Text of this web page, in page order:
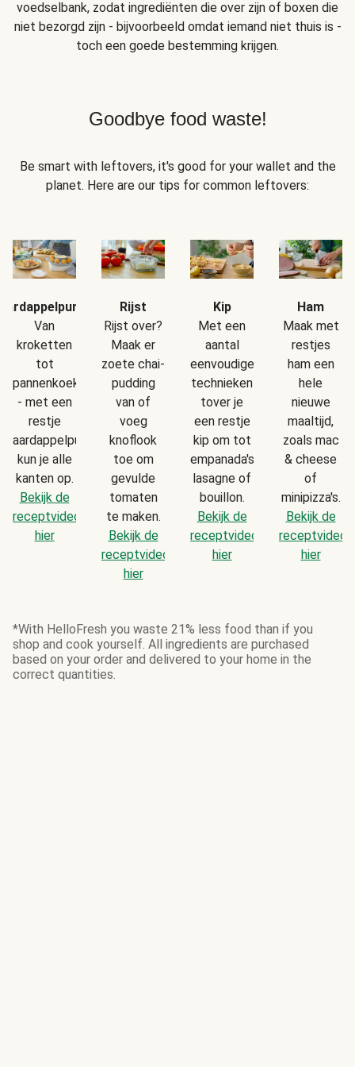
voedselbank, zodat ingrediënten die over zijn of boxen die
niet bezorgd zijn - bijvoorbeeld omdat iemand niet thuis is -
toch een goede bestemming krijgen.
Goodbye food waste!
Be smart with leftovers, it's good for your wallet and the
planet. Here are our tips for common leftovers:
Van
kroketten
tot
pannenkoekjes
- met een
restje
aardappelpuree
kun je alle
kanten op.
Bekijk de
receptvideo
hier
Rijst
Rijst over?
Maak er
zoete chai-
pudding
van of
voeg
knoflook
toe om
gevulde
tomaten
te maken.
Bekijk de
receptvideo
hier
Kip
Met een
aantal
eenvoudige
technieken
tover je
een restje
kip om tot
empanada's,
lasagne of
bouillon.
Bekijk de
receptvideo
hier
Ham
Maak met
restjes
ham een
hele
nieuwe
maaltijd,
zoals mac
& cheese
of
minipizza's.
Bekijk de
receptvideo
hier
*With HelloFresh you waste 21% less food than if you
shop and cook yourself. All ingredients are purchased
based on your order and delivered to your home in the
correct quantities.